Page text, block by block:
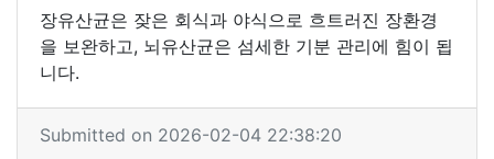
장유산균은 잦은 회식과 야식으로 흐트러진 장환경
을 보완하고, 뇌유산균은 섬세한 기분 관리에 힘이 됩
니다.
Submitted on 2026-02-04 22:38:20